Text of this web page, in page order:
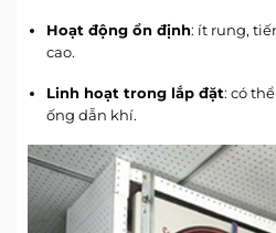
Hoạt động ổn định: ít rung,
cao.
Linh hoạt trong lắp đặt: có
ống dẫn khí.